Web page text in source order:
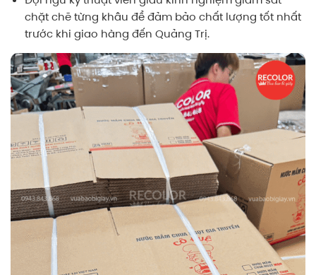
chặt chẽ từng khâu để đảm bảo chất lượng tốt nhất
trước khi giao hàng đến Quảng Trị.